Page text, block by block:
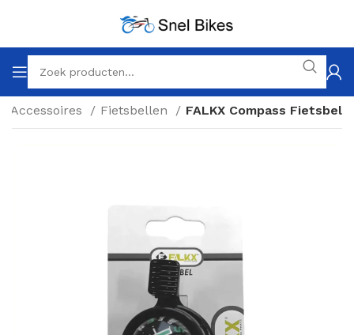
Accessoires Fietsbellen FALKX Compass Fietsbel